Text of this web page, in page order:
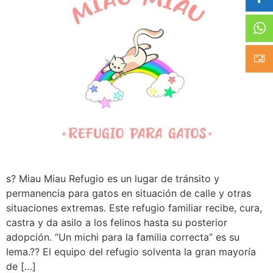
s? Miau Miau Refugio es un lugar de tránsito y
permanencia para gatos en situación de calle y otras
situaciones extremas. Este refugio familiar recibe, cura,
castra y da asilo a los felinos hasta su posterior
adopción. “Un michi para la familia correcta” es su
lema.?? El equipo del refugio solventa la gran mayoría
de […]